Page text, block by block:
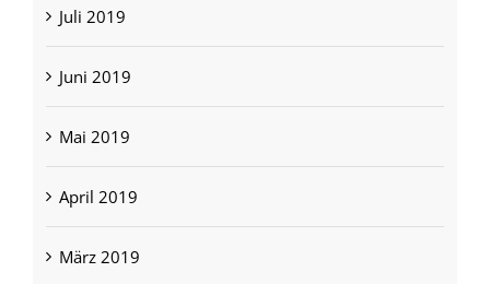
Juli 2019
Juni 2019
Mai 2019
April 2019
März 2019